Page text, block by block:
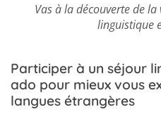
Vas à la découverte de
linguistique
Participer à un séjour
ado pour mieux vous
langues étrangères